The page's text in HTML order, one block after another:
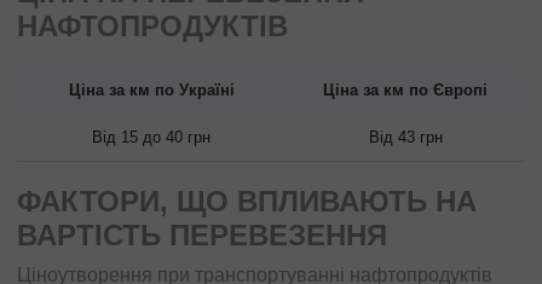
НАФТОПРОДУКТІВ
Ціна за км по Україні Ціна за км по Європі
Від 15 до 40 грн Від 43 грн
ФАКТОРИ, ЩО ВПЛИВАЮТЬ НА
ВАРТІСТЬ ПЕРЕВЕЗЕННЯ
Ціноутворення при транспортуванні нафтопродуктів